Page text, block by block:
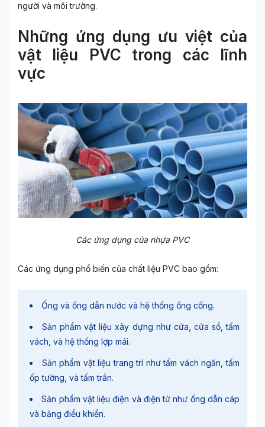
người và môi trường.
Những ứng dụng ưu việt của
vật liệu PVC trong các lĩnh
vực
Các ứng dụng của nhựa PVC
Các ứng dụng phổ biến của chất liệu PVC bao gồm:
Ống và ống dẫn nước và hệ thống ống cống.
Sản phẩm vật liệu xây dựng như cửa, cửa sổ, tấm
vách, và hệ thống lợp mái.
Sản phẩm vật liệu trang trí như tấm vách ngăn, tấm
ốp tường, và tấm trần.
Sản phẩm vật liệu điện và điện tử như ống dẫn cáp
và bảng điều khiển.